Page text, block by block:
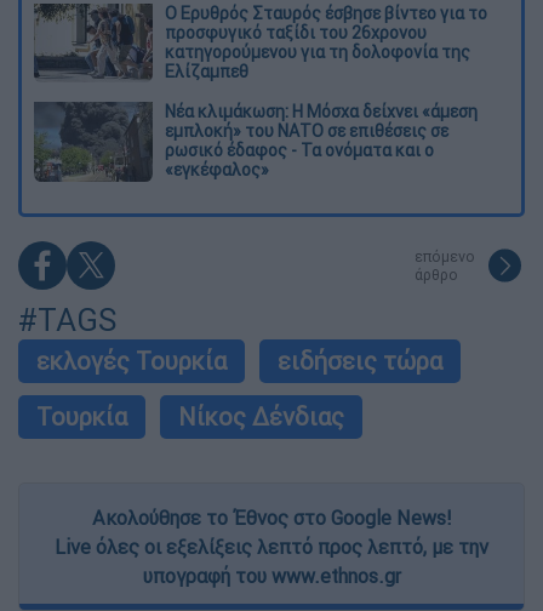
Ο Ερυθρός Σταυρός έσβησε βίντεο για το
προσφυγικό ταξίδι του 26χρονου
κατηγορούμενου για τη δολοφονία της
Ελίζαμπεθ
Νέα κλιμάκωση: Η Μόσχα δείχνει «άμεση
εμπλοκή» του ΝΑΤΟ σε επιθέσεις σε
ρωσικό έδαφος - Τα ονόματα και ο
«εγκέφαλος»
επόμενο
άρθρο
#TAGS
εκλογές Τουρκία
ειδήσεις τώρα
Τουρκία
Νίκος Δένδιας
Ακολούθησε το Έθνος στο Google News!
Live όλες οι εξελίξεις λεπτό προς λεπτό, με την
υπογραφή του www.ethnos.gr